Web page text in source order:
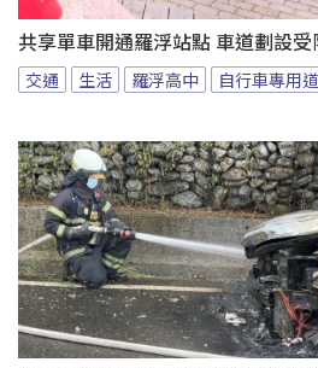
共享單車開通羅浮站點 車道劃設受
交通 生活 羅浮高中 自行車專用道